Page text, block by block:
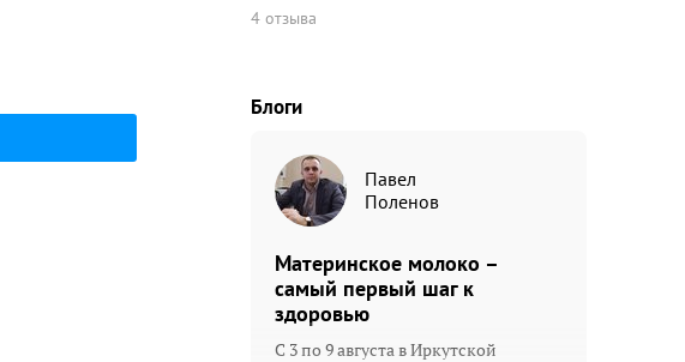
4 отзыва
Блоги
Павел
Поленов
Материнское молоко –
самый первый шаг к
здоровью
С 3 по 9 августа в Иркутской